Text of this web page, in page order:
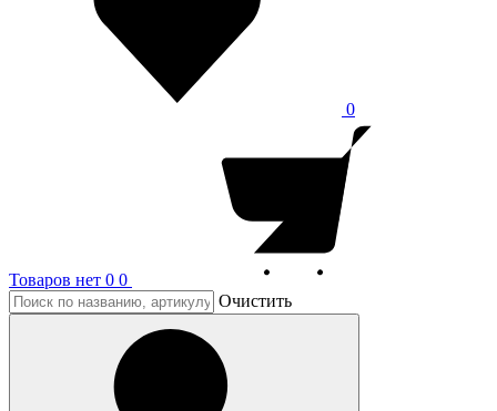
0
Товаров нет 0 0
Очистить